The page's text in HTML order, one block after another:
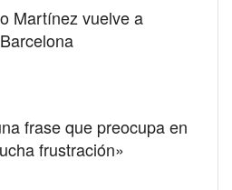
Martínez vuelve a
frase que preocupa en
frustración»